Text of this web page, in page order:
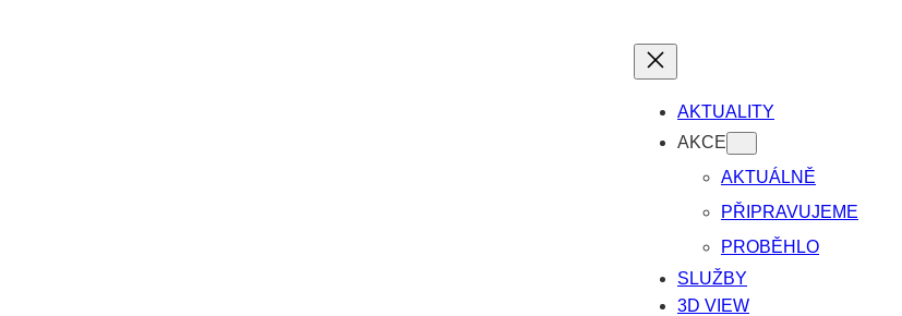
AKTUALITY
AKCE
AKTUÁLNĚ
PŘIPRAVUJEME
PROBĚHLO
SLUŽBY
3D VIEW